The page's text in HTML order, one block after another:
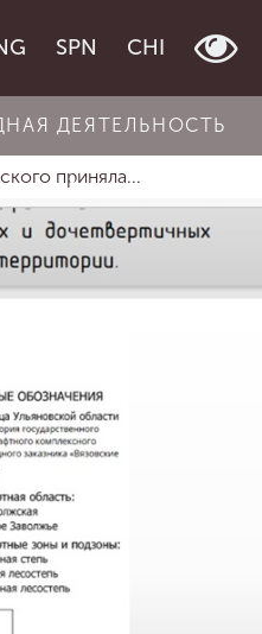
SPN CHI
ДЕЯТЕЛЬНОСТЬ
приняла...